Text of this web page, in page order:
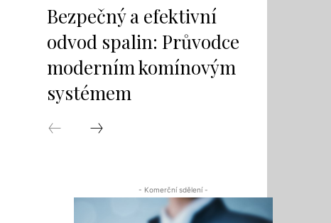
Bezpečný a efektivní
odvod spalin: Průvodce
moderním komínovým
systémem
- Komerční sdělení -